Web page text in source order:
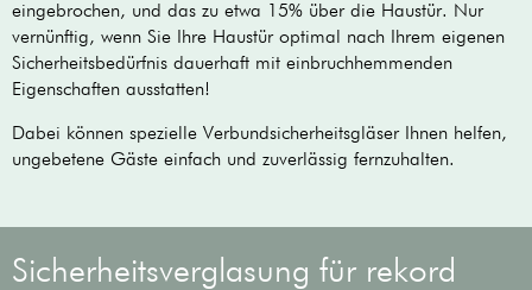
eingebrochen, und das zu etwa 15% über die Haustür. Nur
vernünftig, wenn Sie Ihre Haustür optimal nach Ihrem eigenen
Sicherheitsbedürfnis dauerhaft mit einbruchhemmenden
Eigenschaften ausstatten!
Dabei können spezielle Verbundsicherheitsgläser Ihnen helfen,
ungebetene Gäste einfach und zuverlässig fernzuhalten.
Sicherheitsverglasung für rekord